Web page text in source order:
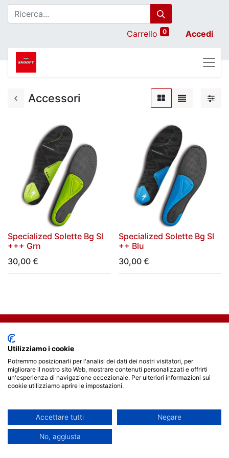
Carrello 0 Accedi
Accessori
Specialized Solette Bg Sl
+++ Grn
30,00 €
Specialized Solette Bg Sl
++ Blu
30,00€
Collegamenti utili
Home
Termini e condizioni
Politica privacy
Entra in contatto con noi
Utilizziamo i cookie
Potremmo posizionarli per l'analisi dei dati dei nostri visitatori, per
migliorare il nostro sito Web, mostrare contenuti personalizzati e offrirti
un'esperienza di navigazione eccezionale. Per ulteriori informazioni sui
cookie utilizziamo aprire le impostazioni.
Accettare tutti Negare
No, aggiusta